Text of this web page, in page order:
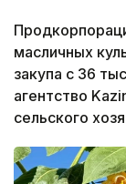
масличных
закупа с 36
агентство
сельского